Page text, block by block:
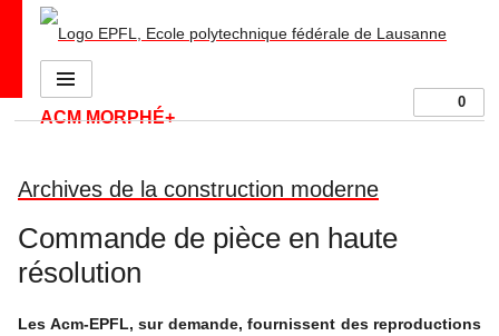
ACM MORPHÉ+
Menu
0
Archives de la construction moderne
Commande de pièce en haute
résolution
Les Acm-EPFL, sur demande, fournissent des reproductions